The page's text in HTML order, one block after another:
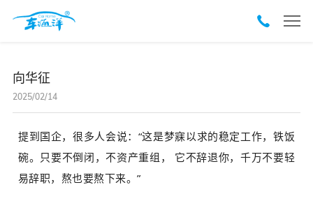
向华征
2025/02/14
提到国企，很多人会说：“这是梦寐以求的稳定工作，铁饭
碗。只要不倒闭，不资产重组， 它不辞退你，千万不要轻
易辞职，熬也要熬下来。”